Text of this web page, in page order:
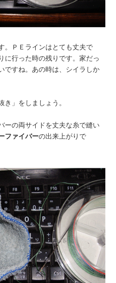
。ＰＥラインはとても丈夫で
に行った時の残りです。家だっ
ですね。あの時は、シイラしか
き」をしましょう。
ーの両サイドを丈夫な糸で縫い
ファイバーの出来上がりで